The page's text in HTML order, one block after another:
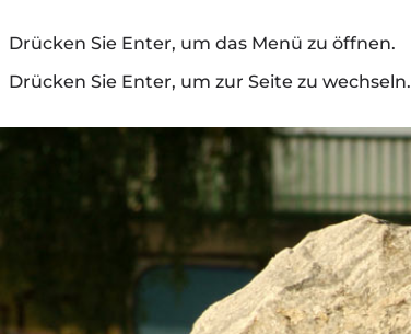
Drücken Sie Enter, um das Menü zu öffnen.
Drücken Sie Enter, um zur Seite zu wechseln.